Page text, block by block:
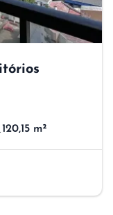
120,15 m²